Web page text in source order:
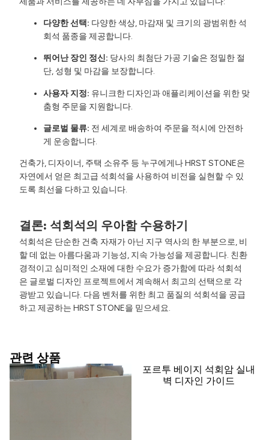
다양한 선택: 다양한 색상, 마감재 및 크기의 광범위한 석
회석 품종을 제공합니다.
뛰어난 장인 정신: 당사의 최첨단 가공 기술은 정밀한 절
단, 성형 및 마감을 보장합니다.
사용자 지정: 유니크한 디자인과 애플리케이션을 위한 맞
춤형 주문을 지원합니다.
글로벌 물류: 전 세계로 배송하여 주문을 적시에 안전하
게 운송합니다.
건축가, 디자이너, 주택 소유주 등 누구에게나 HRST STONE은
자연에서 얻은 최고급 석회석을 사용하여 비전을 실현할 수 있
도록 최선을 다하고 있습니다.
결론: 석회석의 우아함 수용하기
석회석은 단순한 건축 자재가 아닌 지구 역사의 한 부분으로, 비
할 데 없는 아름다움과 기능성, 지속 가능성을 제공합니다. 친환
경적이고 심미적인 소재에 대한 수요가 증가함에 따라 석회석
은 글로벌 디자인 프로젝트에서 계속해서 최고의 선택으로 각
광받고 있습니다. 다음 벤처를 위한 최고 품질의 석회석을 공급
하고 제공하는 HRST STONE을 믿으세요.
관련 상품
포르투 베이지 석회암 실내
벽 디자인 가이드